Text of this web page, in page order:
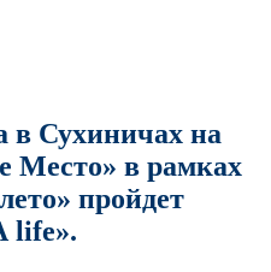
в Сухиничах на
Место» в рамках
пройдет
life».